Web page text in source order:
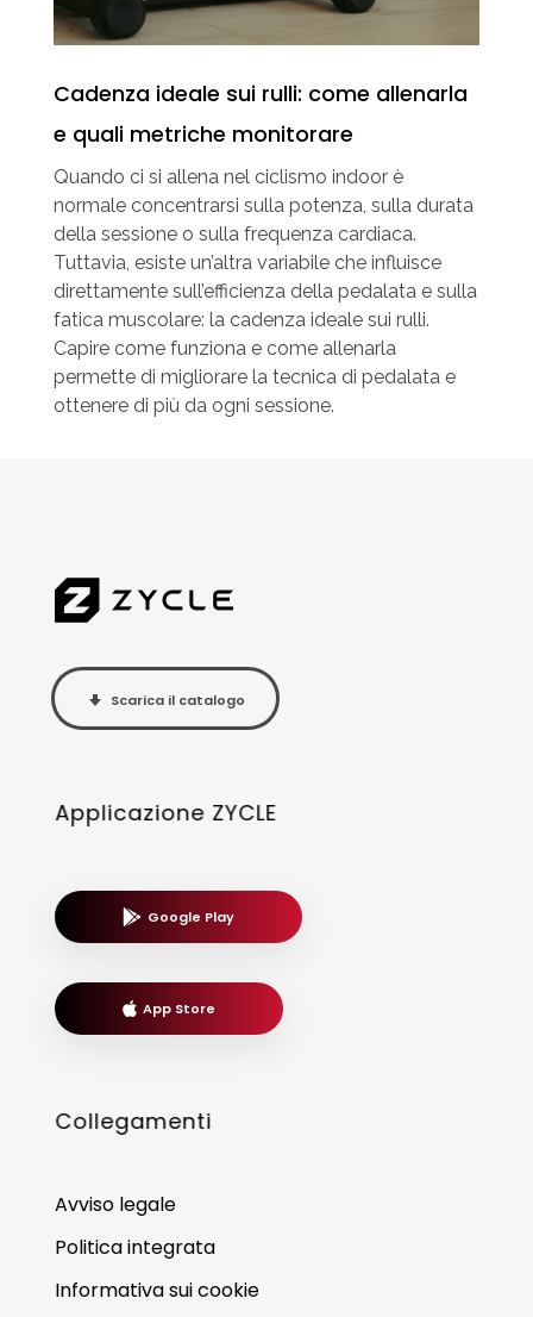
Cadenza ideale sui rulli: come allenarla
e quali metriche monitorare
Quando ci si allena nel ciclismo indoor è
normale concentrarsi sulla potenza, sulla durata
della sessione o sulla frequenza cardiaca.
Tuttavia, esiste un’altra variabile che influisce
direttamente sull’efficienza della pedalata e sulla
fatica muscolare: la cadenza ideale sui rulli.
Capire come funziona e come allenarla
permette di migliorare la tecnica di pedalata e
ottenere di più da ogni sessione.
Scarica il catalogo
Applicazione ZYCLE
Google Play
App Store
Collegamenti
Avviso legale
Politica integrata
Informativa sui cookie